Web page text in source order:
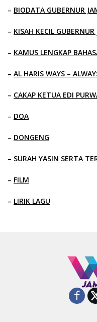
– BIODATA GUBERNUR
– KISAH KECIL
– KAMUS LENGKAP
– AL HARIS WAYS –
– CAKAP KETUA EDI
– DOA
– DONGENG
– SURAH YASIN SERTA
– FILM
– LIRIK LAGU